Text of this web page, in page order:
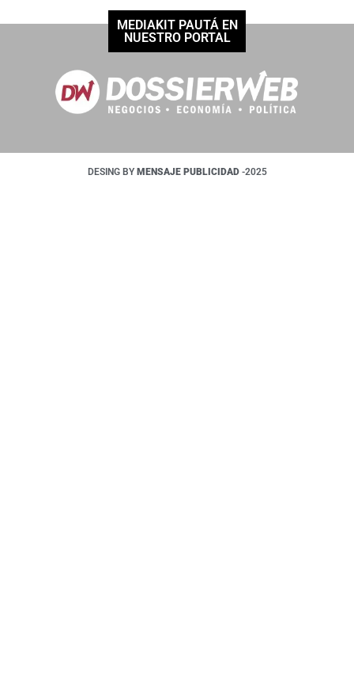
MEDIAKIT PAUTÁ EN
NUESTRO PORTAL
DESING BY MENSAJE PUBLICIDAD -2025